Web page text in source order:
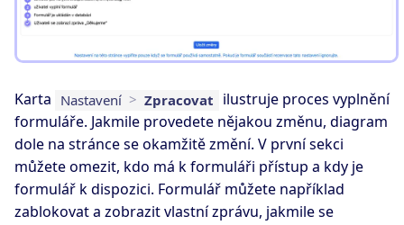
Karta Nastavení > Zpracovat ilustruje proces vyplnění
formuláře. Jakmile provedete nějakou změnu, diagram
dole na stránce se okamžitě změní. V první sekci
můžete omezit, kdo má k formuláři přístup a kdy je
formulář k dispozici. Formulář můžete například
zablokovat a zobrazit vlastní zprávu, jakmile se